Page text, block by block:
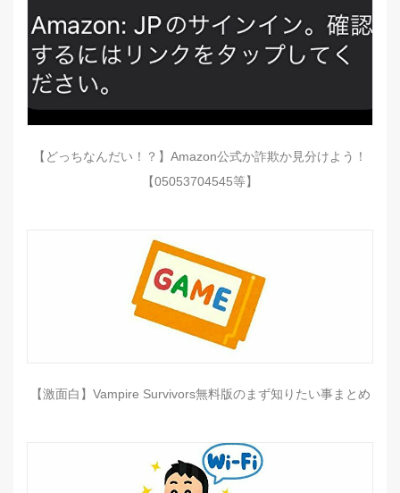
【どっちなんだい！？】Amazon公式か詐欺か見分けよう！
【05053704545等】
【激面白】Vampire Survivors無料版のまず知りたい事まとめ